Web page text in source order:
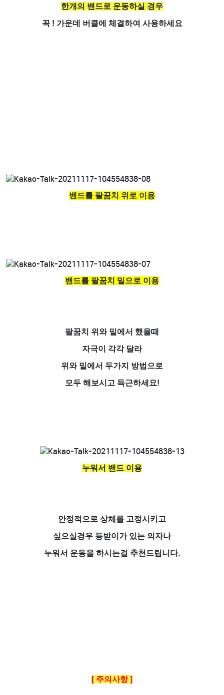
한개의 밴드로 운동하실 경우
꼭 ! 가운데 버클에 체결하여 사용하세요
밴드를 팔꿈치 위로 이용
밴드를 팔꿈치 밑으로 이용
팔꿈치 위와 밑에서 했을때
자극이 각각 달라
위와 밑에서 두가지 방법으로
모두 해보시고 득근하세요!
누워서 밴드 이용
안정적으로 상체를 고정시키고
싶으실경우 등받이가 있는 의자나
누워서 운동을 하시는걸 추천드립니다.
[ 주의사항 ]